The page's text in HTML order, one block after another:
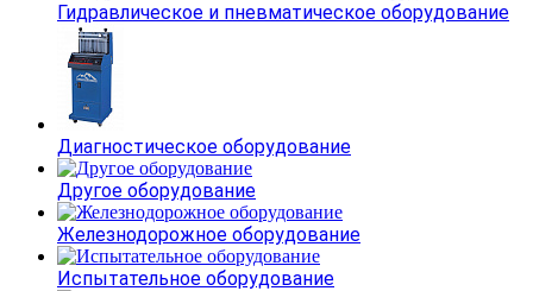
Гидравлическое и пневматическое оборудование
Диагностическое оборудование
Другое оборудование
Железнодорожное оборудование
Испытательное оборудование